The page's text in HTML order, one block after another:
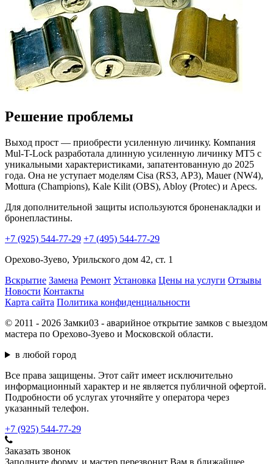
Решение проблемы
Выход прост — приобрести усиленную личинку. Компания
Mul-T-Lock разработала длинную усиленную личинку MT5 с
уникальными характеристиками, запатентованную до 2025
года. Она не уступает моделям Cisa (RS3, AP3), Mauer (NW4),
Mottura (Champions), Kale Kilit (OBS), Abloy (Protec) и Apecs.
Для дополнительной защиты используются броненакладки и
бронепластины.
+7 (925) 544-77-29 +7 (495) 544-77-29
Орехово-Зуево, Урильского дом 42, ст. 1
Вскрытие Замена Ремонт Установка Цены на услуги Отзывы
Новости Контакты
Карта сайта Политика конфиденциальности
© 2011 - 2026 Замки03 - аварийное открытие замков с выездом
мастера по Орехово-Зуево и Московской области.
в любой город
Все права защищены. Этот сайт имеет исключительно
информационный характер и не является публичной офертой.
Подробности об услугах уточняйте у оператора через
указанный телефон.
+7 (925) 544-77-29
Заказать звонок